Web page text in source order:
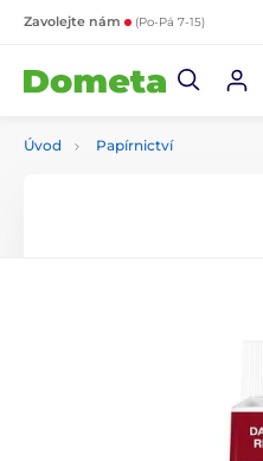
Zavolejte nám (Po-Pá 7-15)
Úvod Papírnictví